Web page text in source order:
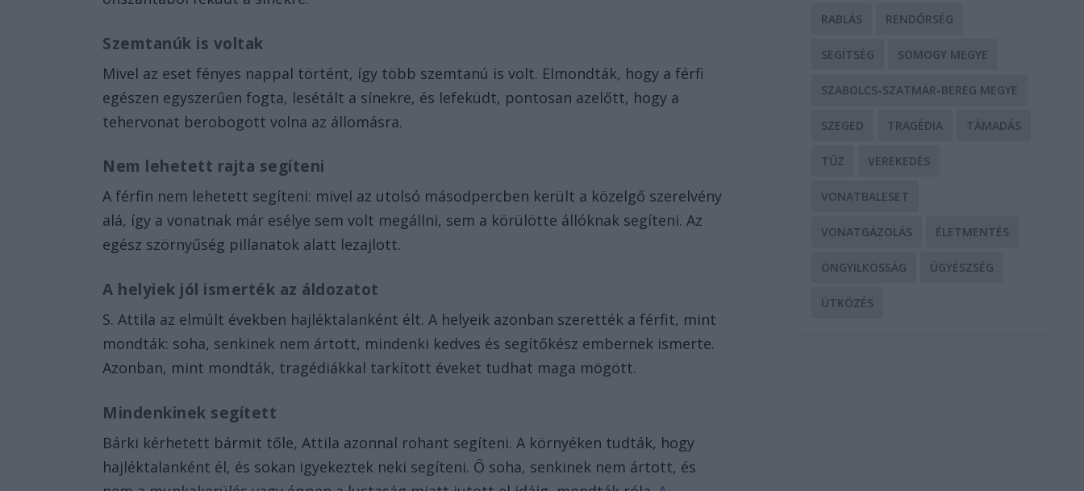
Szemtanúk is voltak
Mivel az eset fényes nappal történt, így több szemtanú is volt. Elmondták, hogy a férfi
egészen egyszerűen fogta, lesétált a sínekre, és lefeküdt, pontosan azelőtt, hogy a
tehervonat berobogott volna az állomásra.
Nem lehetett rajta segíteni
A férfin nem lehetett segíteni: mivel az utolsó másodpercben került a közelgő szerelvény
alá, így a vonatnak már esélye sem volt megállni, sem a körülötte állóknak segíteni. Az
egész szörnyűség pillanatok alatt lezajlott.
A helyiek jól ismerték az áldozatot
S. Attila az elmúlt években hajléktalanként élt. A helyeik azonban szerették a férfit, mint
mondták: soha, senkinek nem ártott, mindenki kedves és segítőkész embernek ismerte.
Azonban, mint mondták, tragédiákkal tarkított éveket tudhat maga mögött.
Mindenkinek segített
Bárki kérhetett bármit tőle, Attila azonnal rohant segíteni. A környéken tudták, hogy
hajléktalanként él, és sokan igyekeztek neki segíteni. Ő soha, senkinek nem ártott, és
RABLÁS RENDŐRSÉG
SEGÍTSÉG SOMOGY MEGYE
SZABOLCS-SZATMÁR-BEREG MEGYE
SZEGED TRAGÉDIA TÁMADÁS
TŰZ VEREKEDÉS
VONATBALESET
VONATGÁZOLÁS ÉLETMENTÉS
ÖNGYILKOSSÁG ÜGYÉSZSÉG
ÜTKÖZÉS